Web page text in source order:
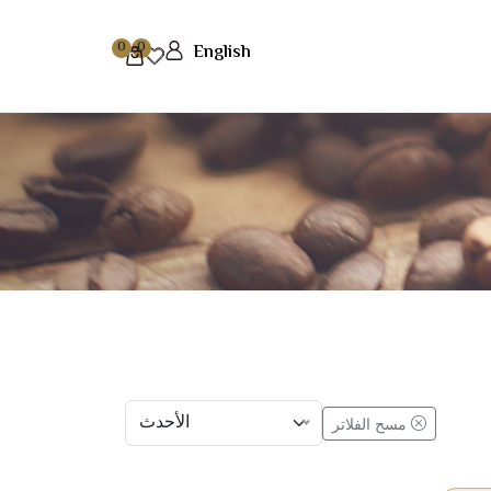
English
0
0
مسح الفلاتر الأحدث